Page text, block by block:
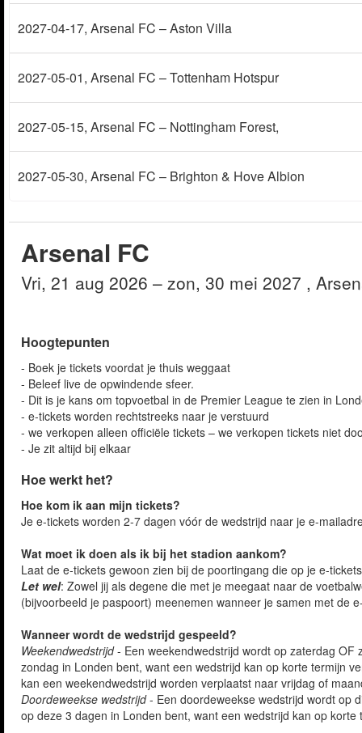
2027-04-17, Arsenal FC – Aston Villa
2027-05-01, Arsenal FC – Tottenham Hotspur
2027-05-15, Arsenal FC – Nottingham Forest,
2027-05-30, Arsenal FC – Brighton & Hove Albion
Arsenal FC
vri, 21 aug 2026 – zon, 30 mei 2027 ,
Hoogtepunten
- Boek je tickets voordat je thuis weggaat
- Beleef live de opwindende sfeer.
- Dit is je kans om topvoetbal in de Premier League te zien in
- e-tickets worden rechtstreeks naar je verstuurd
- we verkopen alleen officiële tickets – we verkopen tickets niet
- Je zit altijd bij elkaar
Hoe werkt het?
Hoe kom ik aan mijn tickets?
Je e-tickets worden 2-7 dagen vóór de wedstrijd naar je e-
Wat moet ik doen als ik bij het stadion aankom?
Laat de e-tickets gewoon zien bij de poortingang die op je e-
Let wel: Zowel jij als degene die met je meegaat naar de
(bijvoorbeeld je paspoort) meenemen wanneer je samen met de
Wanneer wordt de wedstrijd gespeeld?
Weekendwedstrijd- Een weekendwedstrijd wordt op zaterdag
zondag in Londen bent, want een wedstrijd kan op korte termijn
kan een weekendwedstrijd worden verplaatst naar vrijdag of
Doordeweekse wedstrijd- Een doordeweekse wedstrijd wordt op
op deze 3 dagen in Londen bent, want een wedstrijd kan op